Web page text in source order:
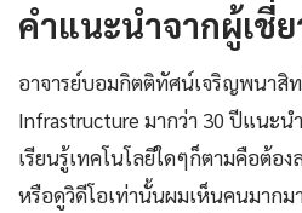
คำแนะนำจากผู้เชี่
อาจารย์บอมกิตติทัศน์เจริญพนาสิ
Infrastructure มากว่า 30 ปีแนะน
เรียนรู้เทคโนโลยีใดๆก็ตามคือต้อ
หรือดูวิดีโอเท่านั้นผมเห็นคนมาก